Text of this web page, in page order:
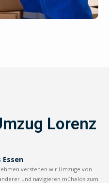
Lorenz
verstehen wir Umzüge von
und navigieren mühelos zum